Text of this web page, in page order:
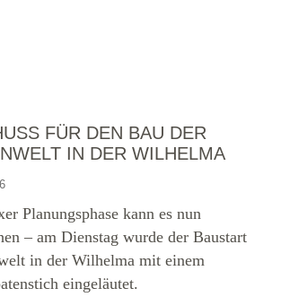
FÜR DEN BAU DER
IN DER WILHELMA
Planungsphase kann es nun
– am Dienstag wurde der Baustart
in der Wilhelma mit einem
eingeläutet.